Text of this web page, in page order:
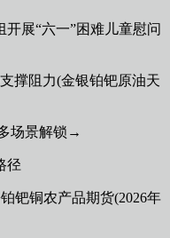
展“六一”困难儿童慰问
撑阻力(金银铂钯原油天
场景解锁→
径
钯铜农产品期货(2026年